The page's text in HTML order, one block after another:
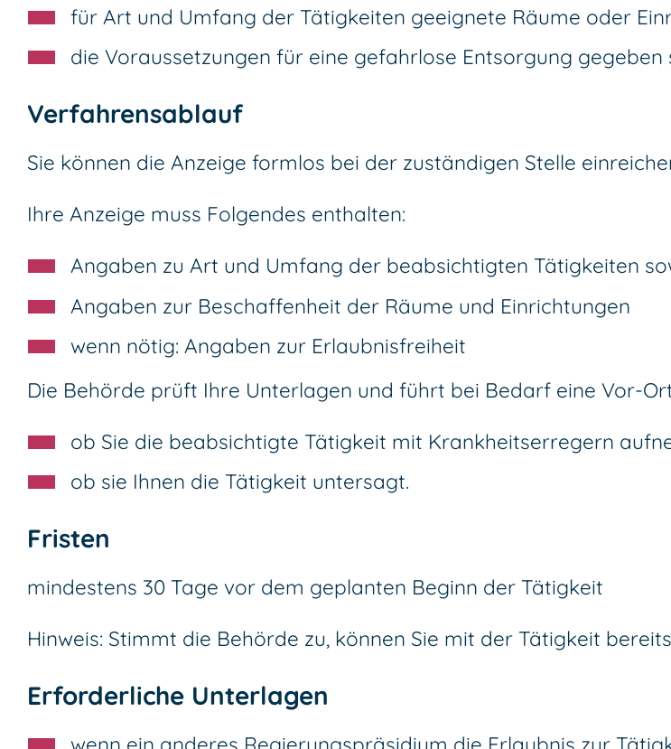
für Art und Umfang der Tätigkeiten geeignete Räume oder
die Voraussetzungen für eine gefahrlose Entsorgung gegeben
Verfahrensablauf
Sie können die Anzeige formlos bei der zuständigen Stelle
Ihre Anzeige muss Folgendes enthalten:
Angaben zu Art und Umfang der beabsichtigten Tätigkeiten
Angaben zur Beschaffenheit der Räume und Einrichtungen
wenn nötig: Angaben zur Erlaubnisfreiheit
Die Behörde prüft Ihre Unterlagen und führt bei Bedarf eine Vor-
ob Sie die beabsichtigte Tätigkeit mit Krankheitserregern
ob sie Ihnen die Tätigkeit untersagt.
Fristen
mindestens 30 Tage vor dem geplanten Beginn der Tätigkeit
Hinweis: Stimmt die Behörde zu, können Sie mit der Tätigkeit
Erforderliche Unterlagen